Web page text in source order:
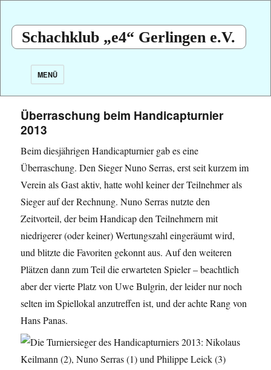
Schachklub „e4“ Gerlingen e.V.
MENÜ
Überraschung beim Handicapturnier
2013
Beim diesjährigen Handicapturnier gab es eine
Überraschung.Den Sieger Nuno Serras, erst seit kurzem im
Verein als Gast aktiv, hatte wohl keiner der Teilnehmer als
Sieger auf der Rechnung. Nuno Serras nutzte den
Zeitvorteil, der beim Handicap den Teilnehmern mit
niedrigerer (oder keiner) Wertungszahl eingeräumt wird,
und blitzte die Favoriten gekonnt aus. Auf den weiteren
Plätzen dann zum Teil die erwarteten Spieler – beachtlich
aber der vierte Platz von Uwe Bulgrin, der leider nur noch
selten im Spiellokal anzutreffen ist, und der achte Rang von
Hans Panas.